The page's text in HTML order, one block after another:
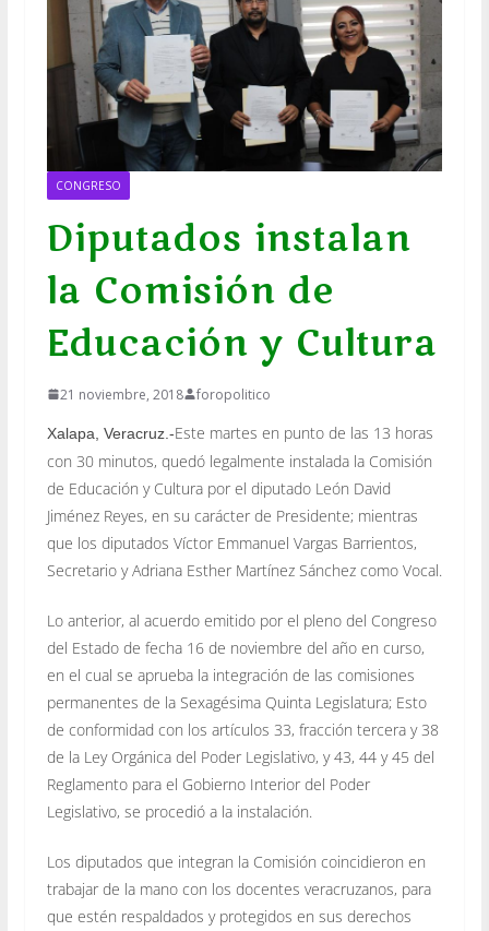
CONGRESO
Diputados instalan
la Comisión de
Educación y Cultura
21 noviembre, 2018 foropolitico
Xalapa, Veracruz.-Este martes en punto de las 13 horas
con 30 minutos, quedó legalmente instalada la Comisión
de Educación y Cultura por el diputado León David
Jiménez Reyes, en su carácter de Presidente; mientras
que los diputados Víctor Emmanuel Vargas Barrientos,
Secretario y Adriana Esther Martínez Sánchez como Vocal.
Lo anterior, al acuerdo emitido por el pleno del Congreso
del Estado de fecha 16 de noviembre del año en curso,
en el cual se aprueba la integración de las comisiones
permanentes de la Sexagésima Quinta Legislatura; Esto
de conformidad con los artículos 33, fracción tercera y 38
de la Ley Orgánica del Poder Legislativo, y 43, 44 y 45 del
Reglamento para el Gobierno Interior del Poder
Legislativo, se procedió a la instalación.
Los diputados que integran la Comisión coincidieron en
trabajar de la mano con los docentes veracruzanos, para
que estén respaldados y protegidos en sus derechos